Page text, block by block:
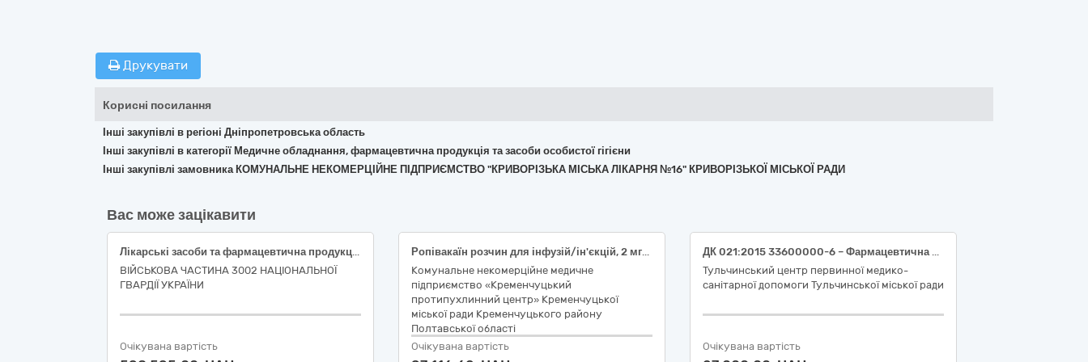
Друкувати
Корисні посилання
Інші закупівлі в регіоні Дніпропетровська область
Інші закупівлі в категорії Медичне обладнання, фармацевтична продукція та засоби особистої гігієни
Інші закупівлі замовника КОМУНАЛЬНЕ НЕКОМЕРЦІЙНЕ ПІДПРИЄМСТВО "КРИВОРІЗЬКА МІСЬКА ЛІКАРНЯ №16" КРИВОРІЗЬКОЇ МІСЬКОЇ РАДИ
Вас може зацікавити
Лікарські засоби та фармацевтична продукція
ВІЙСЬКОВА ЧАСТИНА 3002 НАЦІОНАЛЬНОЇ
ГВАРДІЇ УКРАЇНИ
Очікувана вартість
Ропівакаїн розчин для інфузій/ін'єкцій, 2 мг/мл по 100 мл
Комунальне некомерційне медичне
підприємство «Кременчуцький
протипухлинний центр» Кременчуцької
міської ради Кременчуцького району
Полтавської області
Очікувана вартість
ДК 021:2015 33600000-6 – Фармацевтична продукція (Salbutamol, Epinephrine, Metamizole sodium, Amiodarone, Amiodarone, Atropine, Dexamethasone, Acetylsalicylic acid, Glucose, Drotaverine, Enalapril, Enalapril, Ibuprofen, Isosorbide dinitrate, Ethanol, Medicinal charcoal, Diclofenac).
Тульчинський центр первинної медико-
санітарної допомоги Тульчинської міської ради
Очікувана вартість